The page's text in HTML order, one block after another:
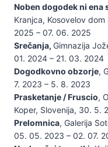
Noben dogodek ni ena
Kranjca, Kosovelov
2025 – 07. 06. 2025
Srečanja, Gimnazija
01. 2024 – 21. 03. 2024
Dogodkovno obzorje,
7. 2023 – 5. 8. 2023
Prasketanje / Fruscio,
Koper, Slovenija, 30. 5.
Prelomnica, Galerija
05. 05. 2023 – 02. 07.